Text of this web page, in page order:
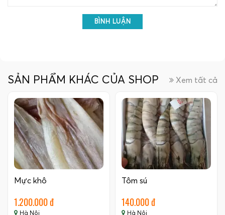
BÌNH LUẬN
SẢN PHẨM KHÁC CỦA SHOP Xem tất cả
Mực khô
1.200.000 đ
Hà Nội
Tôm sú
140.000 đ
Hà Nội